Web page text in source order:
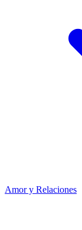
Amor y Relaciones